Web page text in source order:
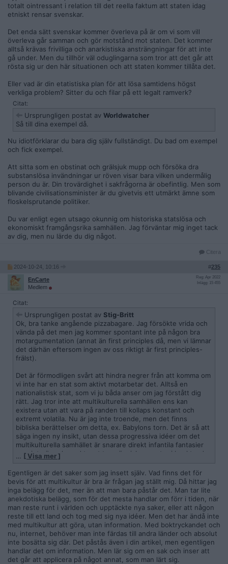
totalt ointressant i relation till det reella faktum att staten idag
etniskt rensar svenskar.
Det enda sätt svenskar kommer överleva på är om vi som vill
överleva går samman och gör motstånd mot staten. Det kommer
alltså krävas frivilliga och anarkistiska ansträngningar för att inte
gå under. Men du tillhör väl oduglingarna som tror att det går att
rösta sig ur den här situationen och att staten kommer tillåta det.
Eller vad är din etatistiska plan för att lösa samtidens högst
verkliga problem? Sitter du och filar på ett legalt ramverk?
Citat:
Ursprungligen postat av Worldwatcher
Så till dina exempel då.
Nu idiotförklarar du bara dig själv fullständigt. Du bad om exempel
och fick exempel.
Att sitta som en obstinat och grälsjuk mupp och försöka dra
substanslösa invändningar ur röven visar bara vilken undermålig
person du är. Din trovärdighet i sakfrågorna är obefintlig. Men som
blivande civilisationsminister är du givetvis ett utmärkt ämne som
floskelsprutande politiker.
Du var enligt egen utsago okunnig om historiska statslösa och
ekonomiskt framgångsrika samhällen. Jag förväntar mig inget tack
av dig, men nu lärde du dig något.
Citera
2024-10-24, 10:16 #235
EnCarte
Medlem
Reg: Apr 2022
Inlägg: 15 455
Citat:
Ursprungligen postat av Stig-Britt
Ok, bra tanke angående pizzabagare. Jag försökte vrida och
vända på det men jag kommer spontant inte på någon bra
motargumentation (annat än first principles då, men vi lämnar
det därhän eftersom ingen av oss riktigt är first principles-
frälst).
Det är förmodligen svårt att hindra negrer från att komma om
vi inte har en stat som aktivt motarbetar det. Alltså en
nationalistisk stat, som vi ju båda anser om jag förstått dig
rätt. Jag tror inte att multikulturella samhällen ens kan
existera utan att vara på randen till kollaps konstant och
extremt volatila. Nu är jag inte troende, men det finns
bibliska berättelser om detta, ex. Babylons torn. Det är så att
säga ingen ny insikt, utan dessa progressiva idéer om det
multikulturella samhället är snarare direkt infantila fantasier
som inte över huvud taget tar människans natur i beaktande.
Jag länkar en artikel om en studie som du antingen redan läst
eller kommer tycka är intressant:
https://www.wcfia.harvard.edu/publications/downside-divers
ity
… [ Visa mer ]
Egentligen är det saker som jag insett själv. Vad finns det för
bevis för att multikultur är bra är frågan jag ställt mig. Då hittar jag
inga belägg för det, mer än att man bara påstår det. Man tar lite
anekdotiska belägg, som för det mesta handlar om förr i tiden, när
man reste runt i världen och upptäckte nya saker, eller att någon
reste till ett land och tog med sig nya idéer. Men det har ändå inte
med multikultur att göra, utan information. Med boktryckandet och
nu, internet, behöver man inte färdas till andra länder och absolut
inte bosätta sig där. Det påstås även i din artikel, men egentligen
handlar det om information. Men lär sig om en sak och inser att
det går att applicera på något annat, som man lärt sig.